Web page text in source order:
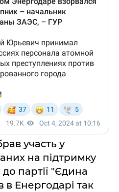
участь у
на підтримку
партії "Єдина
в Енергодарі так